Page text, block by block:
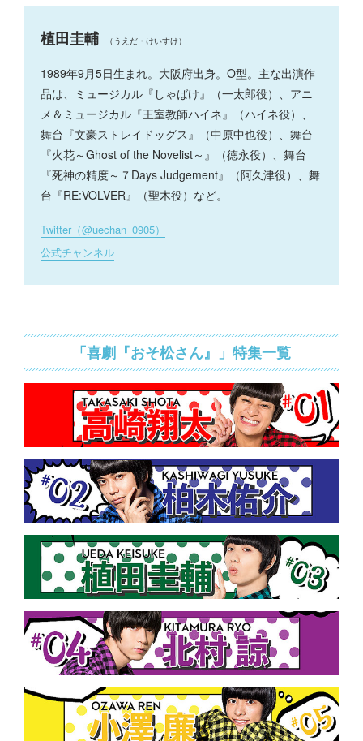
植田圭輔 （うえだ・けいすけ）
1989年9月5日生まれ。大阪府出身。O型。主な出演作
品は、ミュージカル『しゃばけ』（一太郎役）、アニ
メ＆ミュージカル『王室教師ハイネ』（ハイネ役）、
舞台『文豪ストレイドッグス』（中原中也役）、舞台
『火花～Ghost of the Novelist～』（徳永役）、舞台
『死神の精度～７Days Judgement』（阿久津役）、舞
台『RE:VOLVER』（聖木役）など。
Twitter（@uechan_0905）
公式チャンネル
「喜劇『おそ松さん』」特集一覧